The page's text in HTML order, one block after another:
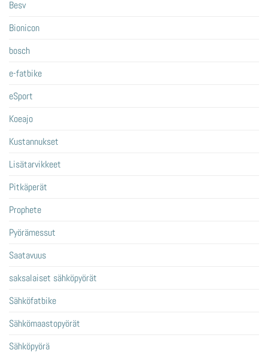
Besv
Bionicon
bosch
e-fatbike
eSport
Koeajo
Kustannukset
Lisätarvikkeet
Pitkäperät
Prophete
Pyörämessut
Saatavuus
saksalaiset sähköpyörät
Sähköfatbike
Sähkömaastopyörät
Sähköpyörä